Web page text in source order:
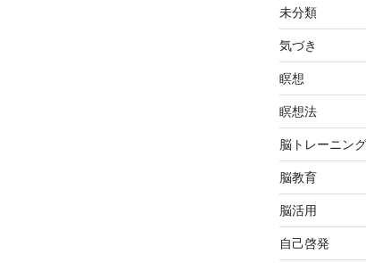
未分類
気づき
瞑想
瞑想法
脳トレーニング
脳教育
脳活用
自己啓発